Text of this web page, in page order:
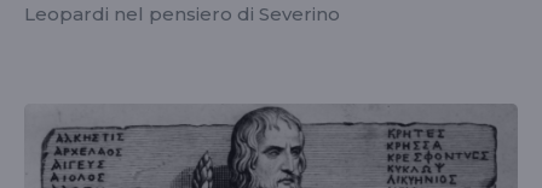
Leopardi nel pensiero di Severino